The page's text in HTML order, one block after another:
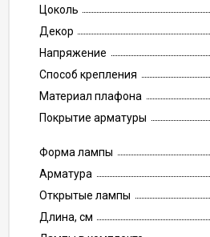
Цоколь
Декор
Напряжение
Способ крепления
Материал плафона
Покрытие арматуры
Форма лампы
Арматура
Открытые лампы
Длина, см